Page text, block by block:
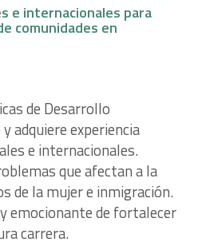
e internacionales para
comunidades en
de Desarrollo
adquiere experiencia
e internacionales.
que afectan a la
de la mujer e inmigración.
emocionante de fortalecer
carrera.